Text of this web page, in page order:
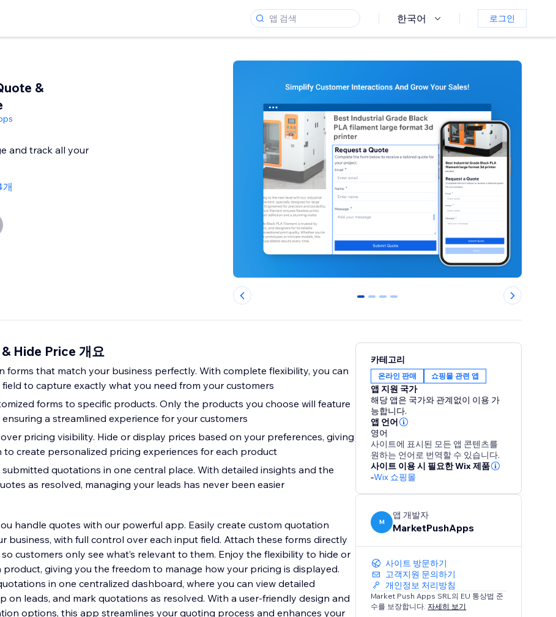
한국어 로그인
&
and track all your
개
0 1 2 3
Hide Price 개요
forms that match your business perfectly. With complete flexibility, you can
to capture exactly what you need from your customers
forms to specific products. Only the products you choose will feature
a streamlined experience for your customers
pricing visibility. Hide or display prices based on your preferences, giving
to create personalized pricing experiences for each product
submitted quotations in one central place. With detailed insights and the
as resolved, managing your leads has never been easier
handle quotes with our powerful app. Easily create custom quotation
business, with full control over each input field. Attach these forms directly
customers only see what’s relevant to them. Enjoy the flexibility to hide or
product, giving you the freedom to manage how your pricing is displayed.
in one centralized dashboard, where you can view detailed
on leads, and mark quotations as resolved. With a user-friendly design and
options, this app streamlines your quoting process and enhances your
카테고리
온라인 판매 쇼핑몰 관련 앱
앱 지원 국가
해당 앱은 국가와 관계없이 이용 가
능합니다.
앱 언어
영어
사이트에 표시된 모든 앱 콘텐츠를
원하는 언어로 번역할 수 있습니다.
사이트 이용 시 필요한 Wix 제품
-Wix 쇼핑몰
M
앱 개발자
MarketPushApps
사이트 방문하기
고객지원 문의하기
개인정보 처리방침
Market Push Apps SRL의 EU 통상법 준
수를 보장합니다.자세히 보기